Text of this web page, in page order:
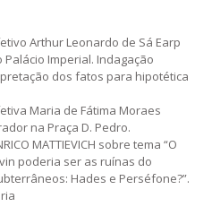
Arthur Leonardo de Sá Earp
Palácio Imperial. Indagação
dos fatos para hipotética
Maria de Fátima Moraes
na Praça D. Pedro.
MATTIEVICH sobre tema “O
poderia ser as ruínas do
Hades e Perséfone?”.